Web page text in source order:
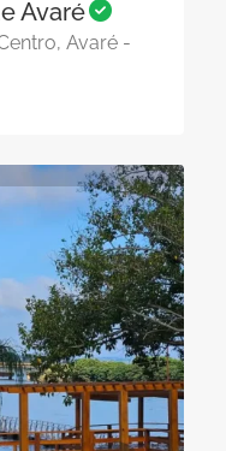
Avaré
Avaré -